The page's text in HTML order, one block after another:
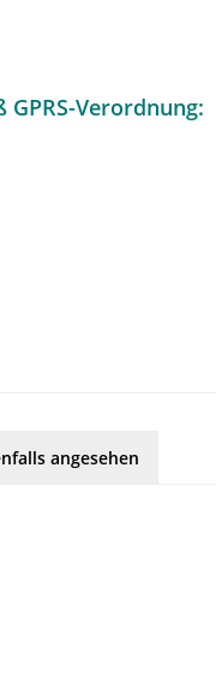
Verordnung:
angesehen